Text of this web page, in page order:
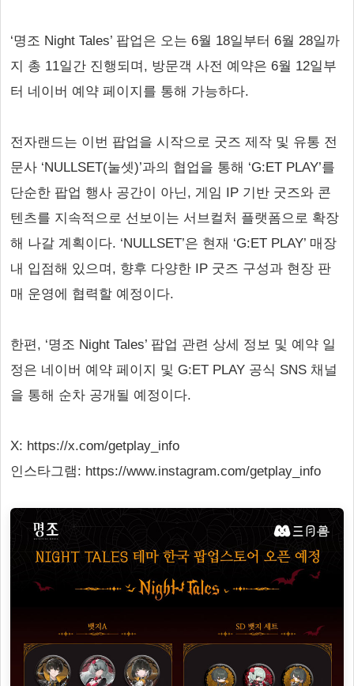
‘명조 Night Tales’ 팝업은 오는 6월 18일부터 6월 28일까
지 총 11일간 진행되며, 방문객 사전 예약은 6월 12일부
터 네이버 예약 페이지를 통해 가능하다.
전자랜드는 이번 팝업을 시작으로 굿즈 제작 및 유통 전
문사 ‘NULLSET(눌셋)’과의 협업을 통해 ‘G:ET PLAY’를
단순한 팝업 행사 공간이 아닌, 게임 IP 기반 굿즈와 콘
텐츠를 지속적으로 선보이는 서브컬처 플랫폼으로 확장
해 나갈 계획이다. ‘NULLSET’은 현재 ‘G:ET PLAY’ 매장
내 입점해 있으며, 향후 다양한 IP 굿즈 구성과 현장 판
매 운영에 협력할 예정이다.
한편, ‘명조 Night Tales’ 팝업 관련 상세 정보 및 예약 일
정은 네이버 예약 페이지 및 G:ET PLAY 공식 SNS 채널
을 통해 순차 공개될 예정이다.
X: https://x.com/getplay_info
인스타그램: https://www.instagram.com/getplay_info